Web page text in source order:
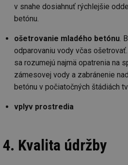
v snahe dosiahnuť rýchlejšie
betónu.
ošetrovanie mladého betónu.
odparovaniu vody včas
sa rozumejú najmä opatrenia na
zámesovej vody a zabránenie
betónu v počiatočných štádiách
vplyv prostredia
4. Kvalita údržby